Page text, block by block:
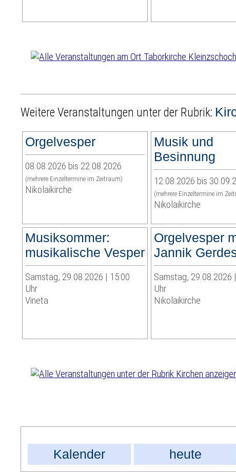
Weitere Veranstaltungen unter der Rubrik:
Orgelvesper
08.08.2026 bis 22.08.2026
(mehrere Einzeltermine im Zeitraum)
Nikolaikirche
Musik und
Besinnung
12.08.2026 bis
(mehrere Einzeltermine im
Nikolaikirche
Musiksommer:
musikalische Vesper
Samstag, 29.08.2026 | 15:00
Uhr
Vineta
Orgelvesper
Jannik
Samstag, 29.08.2026
Uhr
Nikolaikirche
Kalender
heute